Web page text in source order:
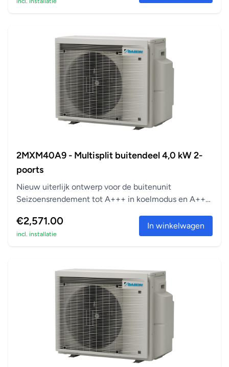
ingestelde temperatuur te bereiken of te behouden.
Droogprogramma
Deze functie vermindert de luchtvochtigheid zonder
variaties in kamertemperatuur.
Flash-streamer
De Flash-streamer maakt gebruik van elektronen om
chemische reacties met deeltjes in de lucht te activeren,
storende geuren te verwijderen om een betere, meer
zuivere lucht te leveren
Geurfilter van titaniumapatiet
Ontbindt storende geuren van bijvoorbeeld tabak en
Weektimer
De timer voor het verwarmen of koelen kan worden
Automatische herstart
Na een stroomuitval wordt het binnendeel automatisch
opnieuw opgestart met de oorspronkelijke instellingen.
Geschikt voor multi-split
Er kunnen maximaal 5 binnenunits, zelfs met
verschillende capaciteiten, worden aangesloten op één
2MXM40A9 - Multisplit buitendeel 4,0 kW 2-
poorts
Nieuw uiterlijk ontwerp voor de buitenunit
Seizoensrendement tot A+++ in koelmodus en A++
€2,571.00
incl. installatie
In winkelwagen